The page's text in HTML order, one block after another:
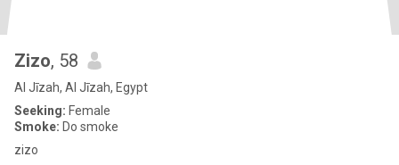
Zizo, 58
Al Jīzah, Al Jīzah, Egypt
Seeking: Female
Smoke: Do smoke
zizo